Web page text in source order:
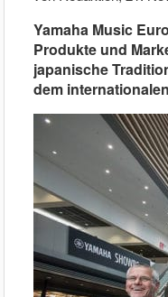
Yamaha Music
Produkte und
japanische
dem